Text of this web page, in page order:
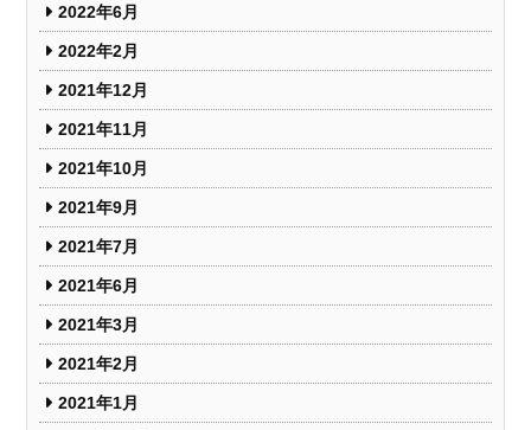
2022年6月
2022年2月
2021年12月
2021年11月
2021年10月
2021年9月
2021年7月
2021年6月
2021年3月
2021年2月
2021年1月